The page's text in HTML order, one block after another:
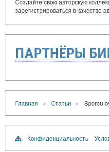
Создайте свою авторскую
зарегистрироваться в качестве
ПАРТНЁРЫ
Главная › Статьи › Sporcu
Конфиденциальность